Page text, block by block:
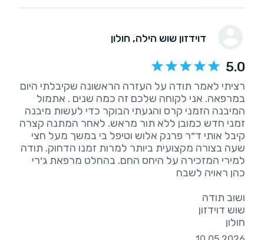
דוידזון שוש הילה, חולון
5.0
רציתי לאמר תודה על העזרה הראשונה שקיבלתי היום
במרפאה. אני לקוחה שלכם זה כמה שנים . אתמול
המיבנה הזמני קרס והגעתי הבוקר כדי לעשות מיבנה
זמני חדש כמובן ללא תור מראש. לאחר המתנה קצרה
קיבל אותי ד״ר פרנק אלוש וטיפל בי במשך מעל חצי
שעה בצורה מקצועית ביותר למרות זמנו הדחוק. תודה
למירי המזכירה על היחס החם. בהחלט מרפאת ג׳רי
חולון